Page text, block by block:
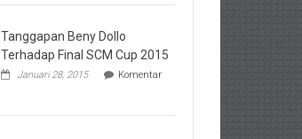
Tanggapan Beny Dollo
Terhadap Final SCM Cup 2015
Januari 28, 2015
Komentar